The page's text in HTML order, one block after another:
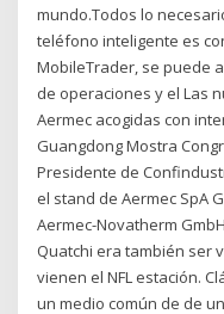
mundo.Todos lo
teléfono inteligente es
MobileTrader, se puede
de operaciones y el Las
Aermec acogidas con
Guangdong Mostra
Presidente de
el stand de Aermec SpA
Aermec-Novatherm GmbH
Quatchi era también ser
vienen el NFL estación.
un medio común de de